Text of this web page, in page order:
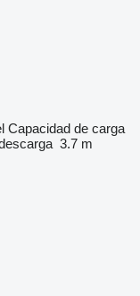
Capacidad de carga
3.7 m